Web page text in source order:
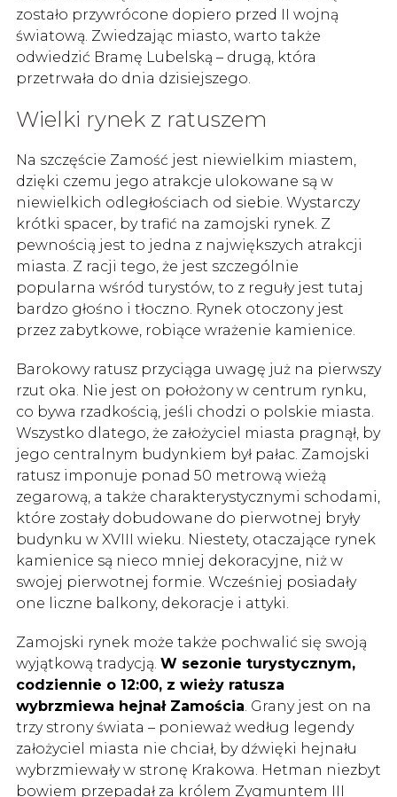
zostało przywrócone dopiero przed II wojną
światową. Zwiedzając miasto, warto także
odwiedzić Bramę Lubelską – drugą, która
przetrwała do dnia dzisiejszego.
Wielki rynek z ratuszem
Na szczęście Zamość jest niewielkim miastem,
dzięki czemu jego atrakcje ulokowane są w
niewielkich odległościach od siebie. Wystarczy
krótki spacer, by trafić na zamojski rynek. Z
pewnością jest to jedna z największych atrakcji
miasta. Z racji tego, że jest szczególnie
popularna wśród turystów, to z reguły jest tutaj
bardzo głośno i tłoczno. Rynek otoczony jest
przez zabytkowe, robiące wrażenie kamienice.
Barokowy ratusz przyciąga uwagę już na pierwszy
rzut oka. Nie jest on położony w centrum rynku,
co bywa rzadkością, jeśli chodzi o polskie miasta.
Wszystko dlatego, że założyciel miasta pragnął, by
jego centralnym budynkiem był pałac. Zamojski
ratusz imponuje ponad 50 metrową wieżą
zegarową, a także charakterystycznymi schodami,
które zostały dobudowane do pierwotnej bryły
budynku w XVIII wieku. Niestety, otaczające rynek
kamienice są nieco mniej dekoracyjne, niż w
swojej pierwotnej formie. Wcześniej posiadały
one liczne balkony, dekoracje i attyki.
Zamojski rynek może także pochwalić się swoją
wyjątkową tradycją. W sezonie turystycznym,
codziennie o 12:00, z wieży ratusza
wybrzmiewa hejnał Zamościa. Grany jest on na
trzy strony świata – ponieważ według legendy
założyciel miasta nie chciał, by dźwięki hejnału
wybrzmiewały w stronę Krakowa. Hetman niezbyt
bowiem przepadał za królem Zygmuntem III